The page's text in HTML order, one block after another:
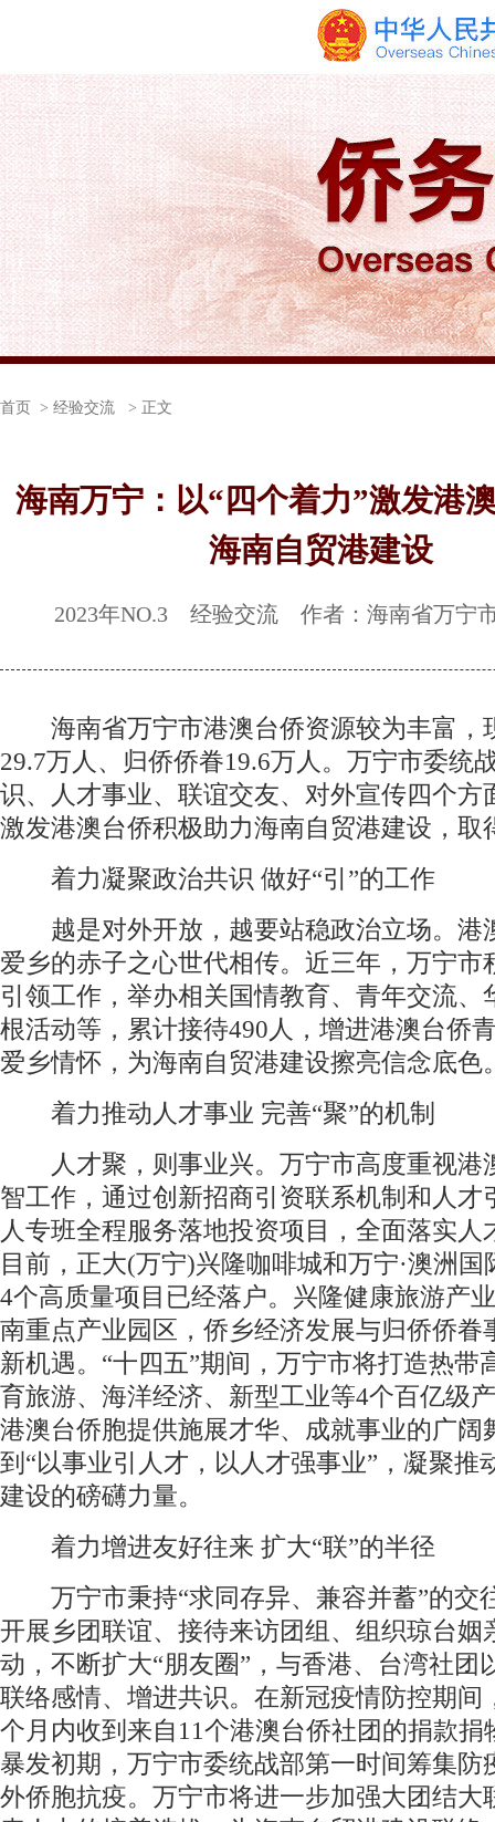
首页 > 经验交流 > 正文
海南万宁：以“四个着力”激发港
海南自贸港建设
2023年NO.3 经验交流 作者：海南省万宁
海南省万宁市港澳台侨资源较为丰富，
29.7万人、归侨侨眷19.6万人。万宁市委统
识、人才事业、联谊交友、对外宣传四个方
激发港澳台侨积极助力海南自贸港建设，取
着力凝聚政治共识 做好“引”的工作
越是对外开放，越要站稳政治立场。港
爱乡的赤子之心世代相传。近三年，万宁市
引领工作，举办相关国情教育、青年交流、
根活动等，累计接待490人，增进港澳台侨
爱乡情怀，为海南自贸港建设擦亮信念底色
着力推动人才事业 完善“聚”的机制
人才聚，则事业兴。万宁市高度重视港
智工作，通过创新招商引资联系机制和人才
人专班全程服务落地投资项目，全面落实人
目前，正大(万宁)兴隆咖啡城和万宁·澳洲国
4个高质量项目已经落户。兴隆健康旅游产
南重点产业园区，侨乡经济发展与归侨侨眷
新机遇。“十四五”期间，万宁市将打造热带
育旅游、海洋经济、新型工业等4个百亿级
港澳台侨胞提供施展才华、成就事业的广阔
到“以事业引人才，以人才强事业”，凝聚推
建设的磅礴力量。
着力增进友好往来 扩大“联”的半径
万宁市秉持“求同存异、兼容并蓄”的交
开展乡团联谊、接待来访团组、组织琼台姻
动，不断扩大“朋友圈”，与香港、台湾社团
联络感情、增进共识。在新冠疫情防控期间
个月内收到来自11个港澳台侨社团的捐款捐
暴发初期，万宁市委统战部第一时间筹集防
外侨胞抗疫。万宁市将进一步加强大团结大